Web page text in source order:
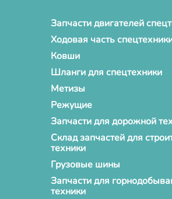
Запчасти двигателей
Ходовая часть
Ковши
Шланги для спецтехники
Метизы
Режущие
Запчасти для дорожной
Склад запчастей для
техники
Грузовые шины
Запчасти для
техники